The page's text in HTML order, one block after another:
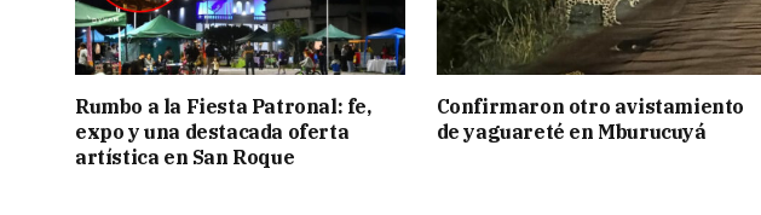
Rumbo a la Fiesta Patronal: fe,
expo y una destacada oferta
artística en San Roque
Confirmaron otro avistamiento
de yaguareté en Mburucuyá